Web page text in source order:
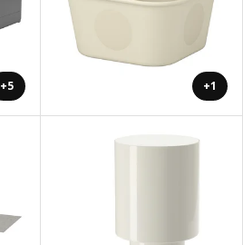
+5 +1